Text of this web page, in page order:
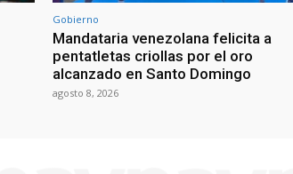
Gobierno
Mandataria venezolana felicita a
pentatletas criollas por el oro
alcanzado en Santo Domingo
agosto 8, 2026